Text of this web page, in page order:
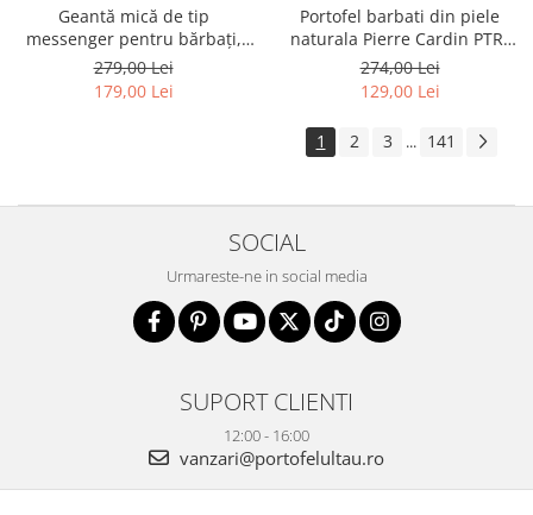
Geantă mică de tip
messenger pentru bărbați,
geantă de umăr, geantă de
oraș maro din piele naturală -
Peterson
279,00 Lei
179,00 Lei
Portofel barbati din piele
naturala Pierre Cardin PTR-
8806 TILAK51
274,00 Lei
129,00 Lei
1 2 3 ... 141
SOCIAL
Urmareste-ne in social media
SUPORT CLIENTI
12:00 - 16:00
vanzari@portofelultau.ro